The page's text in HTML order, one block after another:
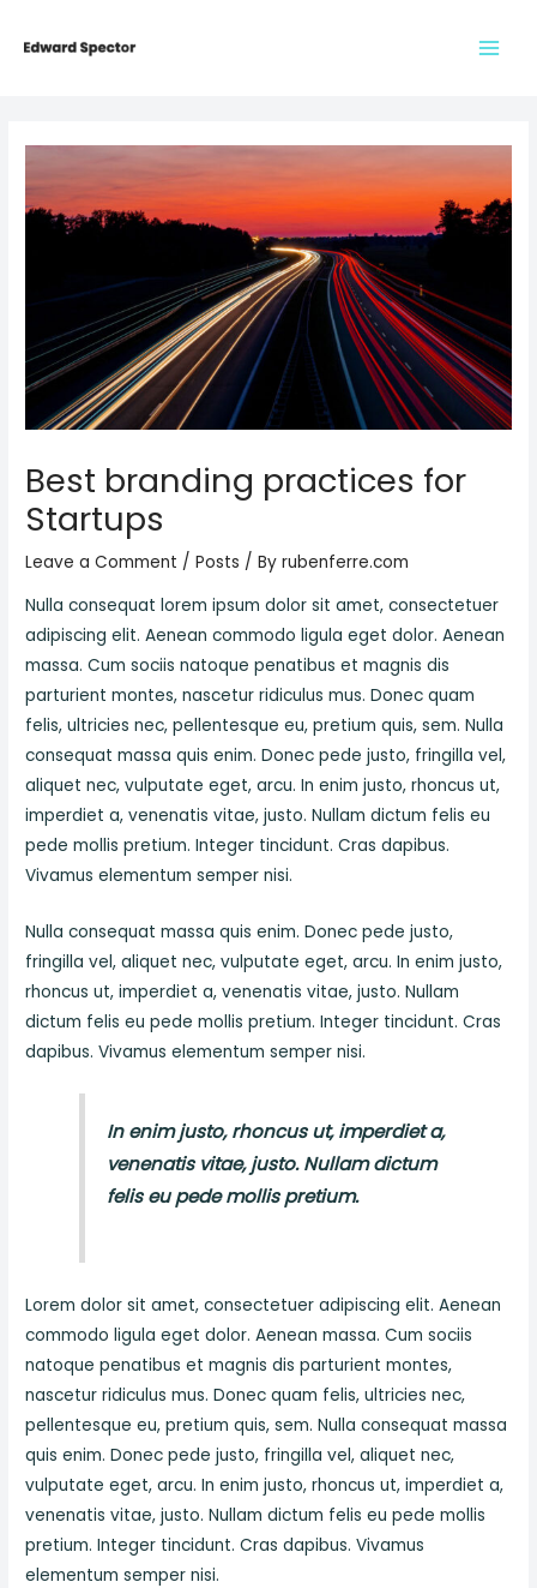
Best branding practices for
Startups
Leave a Comment /Posts / Byrubenferre.com
Nulla consequat lorem ipsum dolor sit amet, consectetuer
adipiscing elit. Aenean commodo ligula eget dolor. Aenean
massa. Cum sociis natoque penatibus et magnis dis
parturient montes, nascetur ridiculus mus. Donec quam
felis, ultricies nec, pellentesque eu, pretium quis, sem. Nulla
consequat massa quis enim. Donec pede justo, fringilla vel,
aliquet nec, vulputate eget, arcu. In enim justo, rhoncus ut,
imperdiet a, venenatis vitae, justo. Nullam dictum felis eu
pede mollis pretium. Integer tincidunt. Cras dapibus.
Vivamus elementum semper nisi.
Nulla consequat massa quis enim. Donec pede justo,
fringilla vel, aliquet nec, vulputate eget, arcu. In enim justo,
rhoncus ut, imperdiet a, venenatis vitae, justo. Nullam
dictum felis eu pede mollis pretium. Integer tincidunt. Cras
dapibus. Vivamus elementum semper nisi.
In enim justo, rhoncus ut, imperdiet a,
venenatis vitae, justo. Nullam dictum
felis eu pede mollis pretium.
Lorem dolor sit amet, consectetuer adipiscing elit. Aenean
commodo ligula eget dolor. Aenean massa. Cum sociis
natoque penatibus et magnis dis parturient montes,
nascetur ridiculus mus. Donec quam felis, ultricies nec,
pellentesque eu, pretium quis, sem. Nulla consequat massa
quis enim. Donec pede justo, fringilla vel, aliquet nec,
vulputate eget, arcu. In enim justo, rhoncus ut, imperdiet a,
venenatis vitae, justo. Nullam dictum felis eu pede mollis
pretium. Integer tincidunt. Cras dapibus. Vivamus
elementum semper nisi.